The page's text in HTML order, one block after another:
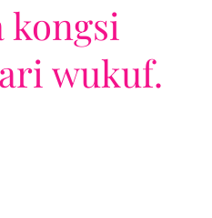
kongsi
wukuf.